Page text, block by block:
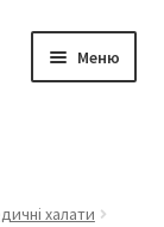
Меню
халати